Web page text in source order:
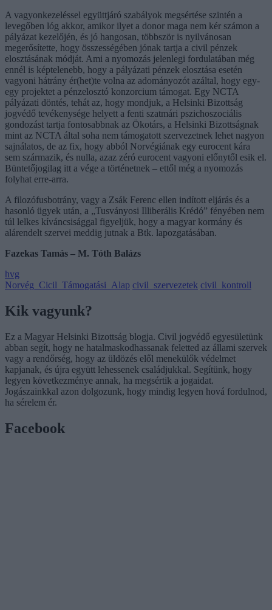
A vagyonkezeléssel együttjáró szabályok megsértése szintén a
levegőben lóg akkor, amikor ilyet a donor maga nem kér számon a
pályázat kezelőjén, és jó hangosan, többször is nyilvánosan
megerősítette, hogy összességében jónak tartja a civil pénzek
elosztásának módját. Ami a nyomozás jelenlegi fordulatában még
ennél is képtelenebb, hogy a pályázati pénzek elosztása esetén
vagyoni hátrány ér(het)te volna az adományozót azáltal, hogy egy-
egy projektet a pénzelosztó konzorcium támogat. Egy NCTA
pályázati döntés, tehát az, hogy mondjuk, a Helsinki Bizottság
jogvédő tevékenysége helyett a fenti szatmári pszichoszociális
gondozást tartja fontosabbnak az Ökotárs, a Helsinki Bizottságnak
mint az NCTA által soha nem támogatott szervezetnek lehet nagyon
sajnálatos, de az fix, hogy abból Norvégiának egy eurocent kára
sem származik, és nulla, azaz zéró eurocent vagyoni előnytől esik el.
Büntetőjogilag itt a vége a történetnek – ettől még a nyomozás
folyhat erre-arra.
A filozófusbotrány, vagy a Zsák Ferenc ellen indított eljárás és a
hasonló ügyek után, a „Tusványosi Illiberális Krédó” fényében nem
túl lelkes kíváncsisággal figyeljük, hogy a magyar kormány és
alárendelt szervei meddig jutnak a Btk. lapozgatásában.
Fazekas Tamás – M. Tóth Balázs
hvg
Norvég_Cicil_Támogatási_Alap civil_szervezetek civil_kontroll
Kik vagyunk?
Ez a Magyar Helsinki Bizottság blogja. Civil jogvédő egyesületünk
abban segít, hogy ne hatalmaskodhassanak feletted az állami szervek
vagy a rendőrség, hogy az üldözés elől menekülők védelmet
kapjanak, és újra együtt lehessenek családjukkal. Segítünk, hogy
legyen következménye annak, ha megsértik a jogaidat.
Jogászainkkal azon dolgozunk, hogy mindig legyen hová fordulnod,
ha sérelem ér.
Facebook